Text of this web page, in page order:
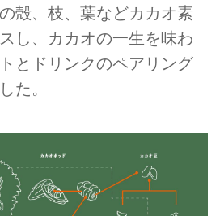
殻、枝、葉などカカオ素
し、カカオの一生を味わ
とドリンクのペアリング
た。